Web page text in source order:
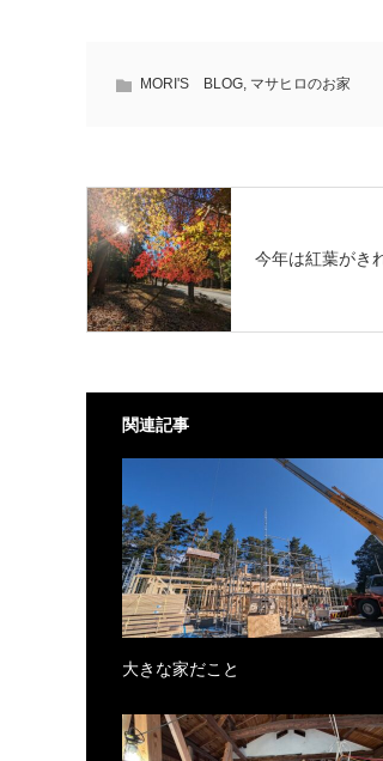
MORI'S BLOG, マサヒロのお家
今年は紅葉がき
関連記事
大きな家だこと